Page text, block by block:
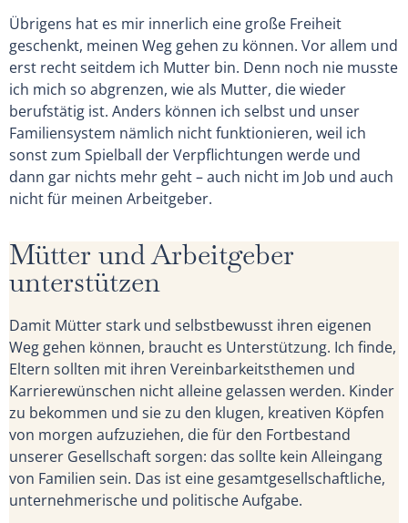
Übrigens hat es mir innerlich eine große Freiheit
geschenkt, meinen Weg gehen zu können. Vor allem und
erst recht seitdem ich Mutter bin. Denn noch nie musste
ich mich so abgrenzen, wie als Mutter, die wieder
berufstätig ist. Anders können ich selbst und unser
Familiensystem nämlich nicht funktionieren, weil ich
sonst zum Spielball der Verpflichtungen werde und
dann gar nichts mehr geht – auch nicht im Job und auch
nicht für meinen Arbeitgeber.
Mütter und Arbeitgeber
unterstützen
Damit Mütter stark und selbstbewusst ihren eigenen
Weg gehen können, braucht es Unterstützung. Ich finde,
Eltern sollten mit ihren Vereinbarkeitsthemen und
Karrierewünschen nicht alleine gelassen werden. Kinder
zu bekommen und sie zu den klugen, kreativen Köpfen
von morgen aufzuziehen, die für den Fortbestand
unserer Gesellschaft sorgen: das sollte kein Alleingang
von Familien sein. Das ist eine gesamtgesellschaftliche,
unternehmerische und politische Aufgabe.